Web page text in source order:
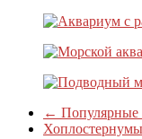
← Популярные
Хоплостернумы